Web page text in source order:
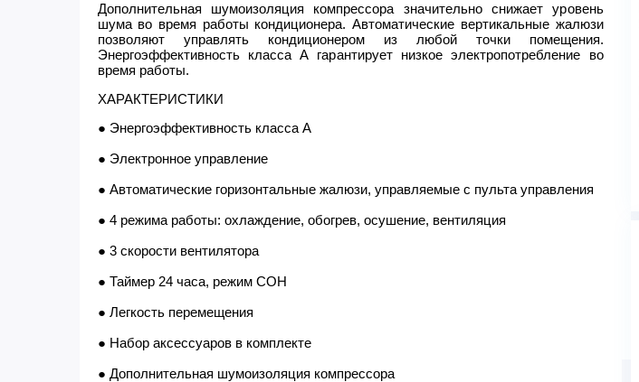
Дополнительная шумоизоляция компрессора значительно снижает уровень
шума во время работы кондиционера. Автоматические вертикальные жалюзи
позволяют управлять кондиционером из любой точки помещения.
Энергоэффективность класса А гарантирует низкое электропотребление во
время работы.
ХАРАКТЕРИСТИКИ
● Энергоэффективность класса А
● Электронное управление
● Автоматические горизонтальные жалюзи, управляемые с пульта управления
● 4 режима работы: охлаждение, обогрев, осушение, вентиляция
● 3 скорости вентилятора
● Таймер 24 часа, режим СОН
● Легкость перемещения
● Набор аксессуаров в комплекте
● Дополнительная шумоизоляция компрессора